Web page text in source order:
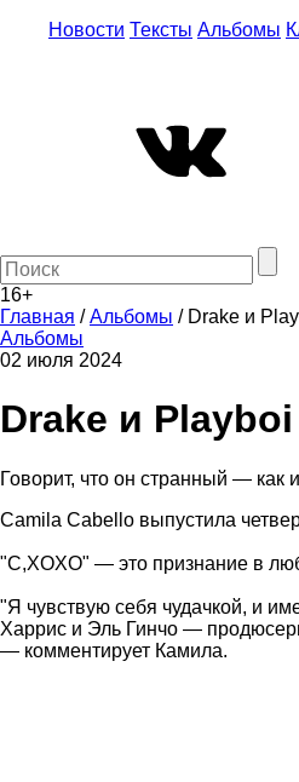
Новости Тексты Альбомы
16+
Главная /Альбомы / Drake и
Альбомы
02 июля 2024
Drake и
Говорит, что он странный — как
Camila Cabello выпустила
"C,XOXO" — это признание в
"Я чувствую себя чудачкой, и
Харрис и Эль Гинчо —
— комментирует Камила.